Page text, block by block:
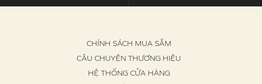
CHÍNH SÁCH MUA SẮM
CÂU CHUYỆN THƯƠNG HIỆU
HỆ THỐNG CỬA HÀNG